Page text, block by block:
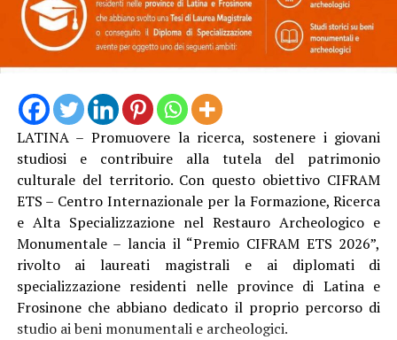
LATINA – Promuovere la ricerca, sostenere i giovani
studiosi e contribuire alla tutela del patrimonio
culturale del territorio. Con questo obiettivo CIFRAM
ETS – Centro Internazionale per la Formazione, Ricerca
e Alta Specializzazione nel Restauro Archeologico e
Monumentale – lancia il “Premio CIFRAM ETS 2026”,
rivolto ai laureati magistrali e ai diplomati di
specializzazione residenti nelle province di Latina e
Frosinone che abbiano dedicato il proprio percorso di
studio ai beni monumentali e archeologici.